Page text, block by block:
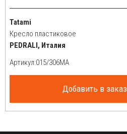
Tatami
Кресло пластиковое
PEDRALI, Италия
Артикул:
Добавить в заказ